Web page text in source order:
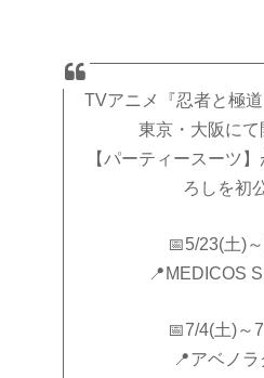
TVアニメ『忍者と極
東京・大阪にて
【パーティースーツ
ろしを初
📅5/23(土)
📍MEDICOS
📅7/4(土)～
📍アベノラ